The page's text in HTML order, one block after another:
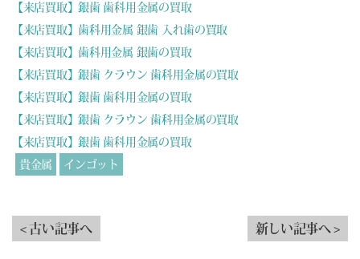
【来店買取】銀歯 歯科用金属の買取
【来店買取】歯科用金属 銀歯 入れ歯の買取
【来店買取】歯科用金属 銀歯の買取
【来店買取】銀歯 クラウン 歯科用金属の買取
【来店買取】銀歯 歯科用金属の買取
【来店買取】銀歯 クラウン 歯科用金属の買取
【来店買取】銀歯 歯科用金属の買取
貴金属
インゴット
< 古い記事へ 新しい記事へ >